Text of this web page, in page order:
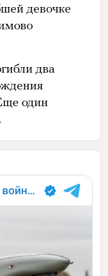
девочке
два
один